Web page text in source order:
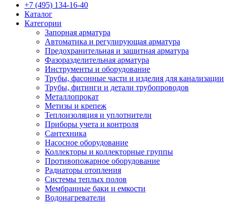
+7 (495) 134-16-40
Каталог
Категории
Запорная арматура
Автоматика и регулирующая арматура
Предохранительная и защитная арматура
Фазоразделительная арматура
Инструменты и оборудование
Трубы, фасонные части и изделия для канализации
Трубы, фитинги и детали трубопроводов
Металлопрокат
Метизы и крепеж
Теплоизоляция и уплотнители
Приборы учета и контроля
Сантехника
Насосное оборудование
Коллекторы и коллекторные группы
Противопожарное оборудование
Радиаторы отопления
Системы теплых полов
Мембранные баки и емкости
Водонагреватели